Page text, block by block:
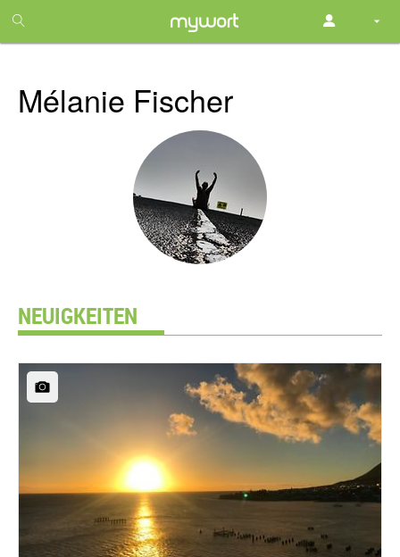
month
free
Mélanie Fischer
NEUIGKEITEN